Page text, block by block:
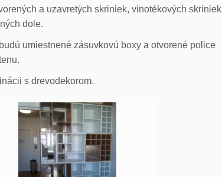
a uzavretých skriniek, vinotékových skriniek
dole.
umiestnené zásuvkovú boxy a otvorené police
s drevodekorom.